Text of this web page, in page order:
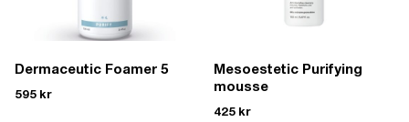
Dermaceutic Foamer 5
595 kr
Mesoestetic Purifying
mousse
425 kr